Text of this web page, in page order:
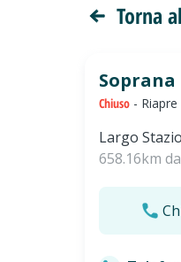
Torna
Soprana
Chiuso -
Largo
658.16km